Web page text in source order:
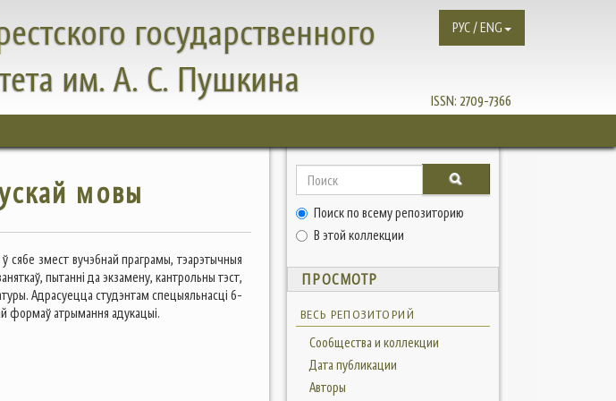
государственного
им. А. С. Пушкина
ISSN: 2709-7366
РУС / ENG
мовы
змест вучэбнай праграмы, тэарэтычныя
пытанні да экзамену, кантрольны тэст,
Адрасуецца студэнтам спецыяльнасцi 6-
формаў атрымання адукацыi.
Поиск по всему репозиторию
В этой коллекции
ПРОСМОТР
ВЕСЬ РЕПОЗИТОРИЙ
Сообщества и коллекции
Дата публикации
Авторы